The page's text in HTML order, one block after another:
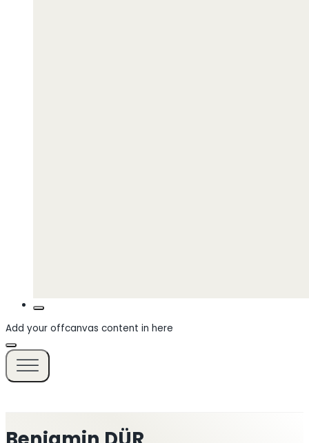
Add your offcanvas content in here